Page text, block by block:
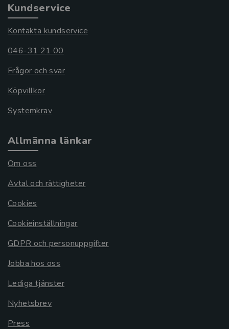
Kundservice
Kontakta kundservice
046-31 21 00
Frågor och svar
Köpvillkor
Systemkrav
Allmänna länkar
Om oss
Avtal och rättigheter
Cookies
Cookieinställningar
GDPR och personuppgifter
Jobba hos oss
Lediga tjänster
Nyhetsbrev
Press